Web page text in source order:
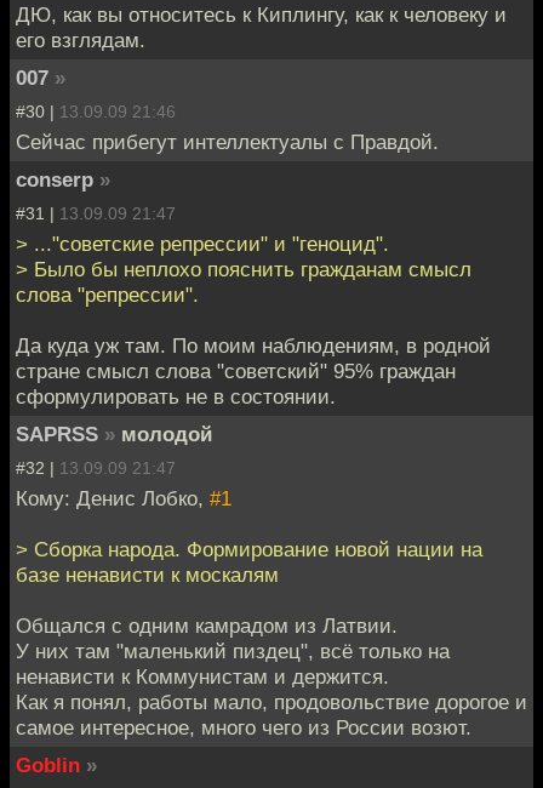
ДЮ, как вы относитесь к Киплингу, как к человеку и
его взглядам.
007 »
#30 | 13.09.09 21:46
Сейчас прибегут интеллектуалы с Правдой.
conserp »
#31 | 13.09.09 21:47
> ..."советские репрессии" и "геноцид".
> Было бы неплохо пояснить гражданам смысл
слова "репрессии".
Да куда уж там. По моим наблюдениям, в родной
стране смысл слова "советский" 95% граждан
сформулировать не в состоянии.
SAPRSS » молодой
#32 | 13.09.09 21:47
Кому: Денис Лобко, #1
> Сборка народа. Формирование новой нации на
базе ненависти к москалям
Общался с одним камрадом из Латвии.
У них там "маленький пиздец", всё только на
ненависти к Коммунистам и держится.
Как я понял, работы мало, продовольствие дорогое и
самое интересное, много чего из России возют.
Goblin »